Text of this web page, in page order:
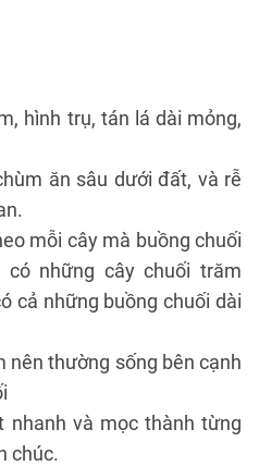
hình trụ, tán lá dài mỏng,
ăn sâu dưới đất, và rễ
mỗi cây mà buồng chuối
có những cây chuối trăm
cả những buồng chuối dài
nên thường sống bên cạnh
nhanh và mọc thành từng
chúc.